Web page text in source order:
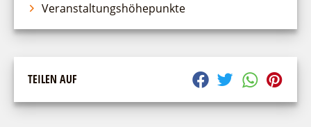
Veranstaltungshöhepunkte
TEILEN AUF